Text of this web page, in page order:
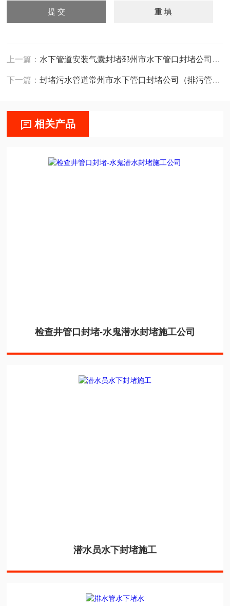
上一篇： 水下管道安装气囊封堵邳州市水下管口封堵公司（排污管闭水*污水管封堵）
下一篇：封堵污水管道常州市水下管口封堵公司（排污管闭水*污水管封堵）
相关产品
检查井管口封堵-水鬼潜水封堵施工公司
潜水员水下封堵施工